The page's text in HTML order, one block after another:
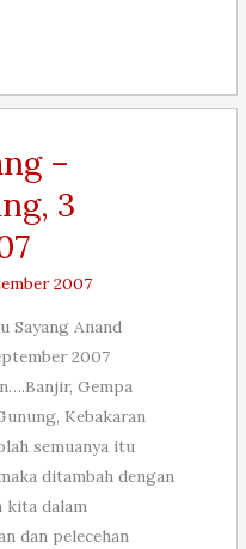
–
3
2007
Sayang Anand
2007
Gempa
Kebakaran
semuanya itu
ditambah dengan
kita dalam
dan pelecehan